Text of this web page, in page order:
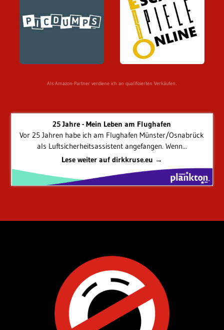
Als Amazon-Partner verdiene ich an qualifizierten Verkäufen.
25 Jahre - Mein Leben am Flughafen
Vor 25 Jahren habe ich am Flughafen Münster/Osnabrück
als Luftsicherheitsassistent angefangen. Wenn...
Lese weiter auf dirkkruse.eu →